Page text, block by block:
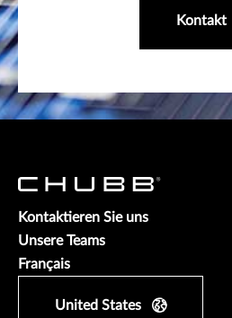
Kontakt
Kontaktieren Sie uns
Unsere Teams
Français
United States